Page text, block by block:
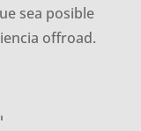
sea posible
offroad.